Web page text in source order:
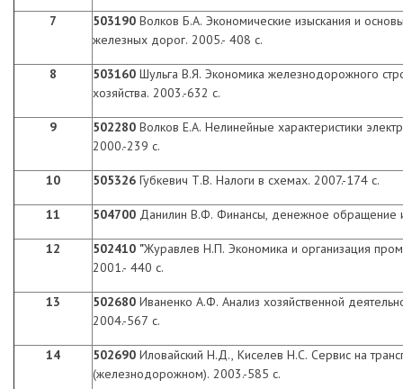
7 503190 Волков Б.А. Экономические изыскания и
железных дорог. 2005.- 408 с.
8 503160 Шульга В.Я. Экономика железнодорожного
хозяйства. 2003.-632 с.
9 502280 Волков Е.А. Нелинейные характеристики
2000.-239 с.
10 505326 Губкевич Т.В. Налоги в схемах. 2007.-174 с.
11 504700 Данилин В.Ф. Финансы, денежное обращение
12 502410 "Журавлев Н.П. Экономика и организация
2001.- 440 с.
13 502680 Иваненко А.Ф. Анализ хозяйственной
2004.-567 с.
14 502690 Иловайский Н.Д., Киселев Н.С. Сервис на
(железнодорожном). 2003.-585 с.